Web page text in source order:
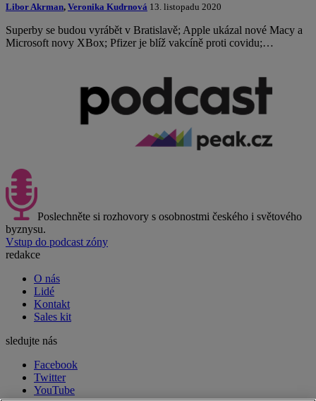
Libor Akrman, Veronika Kudrnová 13. listopadu 2020
Superby se budou vyrábět v Bratislavě; Apple ukázal nové Macy a
Microsoft novy XBox; Pfizer je blíž vakcíně proti covidu;…
Poslechněte si rozhovory s osobnostmi českého i světového
byznysu.
Vstup do podcast zóny
redakce
O nás
Lidé
Kontakt
Sales kit
sledujte nás
Facebook
Twitter
YouTube